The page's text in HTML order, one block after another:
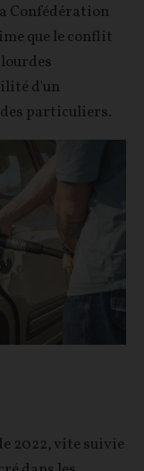
Confédération
que le conflit
d'un
particuliers.
2022, vite suivie